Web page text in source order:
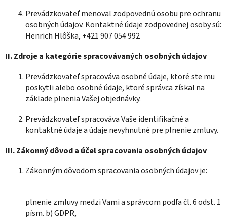
Prevádzkovateľ menoval zodpovednú osobu pre ochranu
osobných údajov. Kontaktné údaje zodpovednej osoby sú:
Henrich Hlôška, +421 907 054 992
II.Zdroje a kategórie spracovávaných osobných údajov
Prevádzkovateľ spracováva osobné údaje, ktoré ste mu
poskytli alebo osobné údaje, ktoré správca získal na
základe plnenia Vašej objednávky.
Prevádzkovateľ spracováva Vaše identifikačné a
kontaktné údaje a údaje nevyhnutné pre plnenie zmluvy.
III.Zákonný dôvod a účel spracovania osobných údajov
Zákonným dôvodom spracovania osobných údajov je:
plnenie zmluvy medzi Vami a správcom podľa čl. 6 odst. 1
písm. b) GDPR,